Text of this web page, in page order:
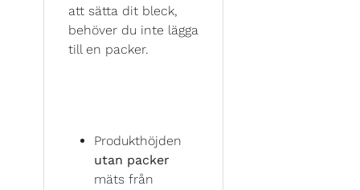
att sätta dit bleck,
behöver du inte lägga
till en packer.
Produkthöjden
utan packer
mäts från